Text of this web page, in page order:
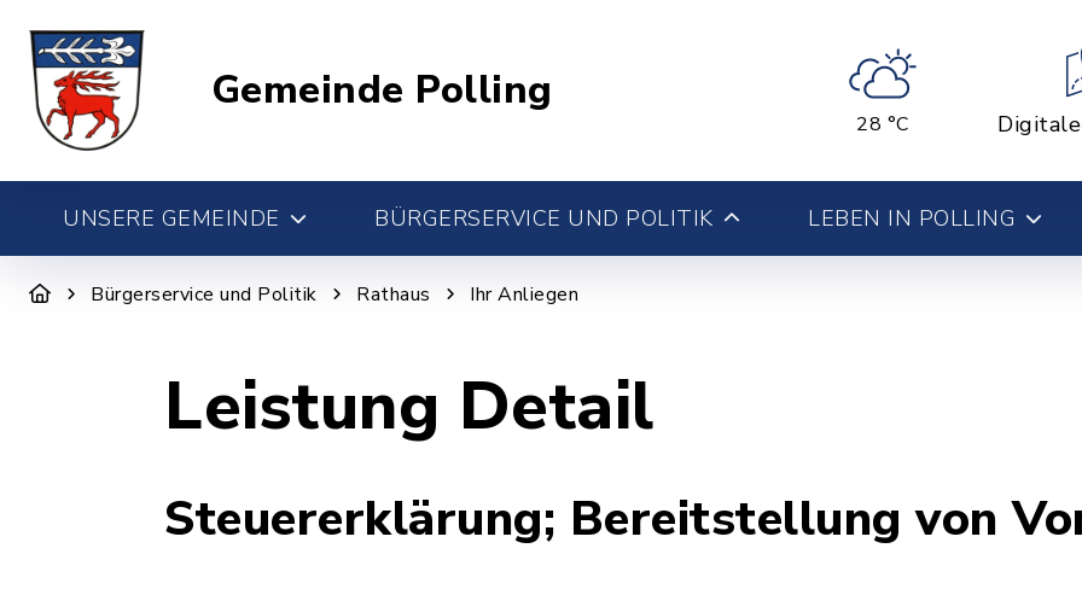
Gemeinde Polling
28 °C
UNSERE GEMEINDE BÜRGERSERVICE UND POLITIK LEBEN IN POLLING
Bürgerservice und Politik Rathaus Ihr Anliegen
Leistung Detail
Steuererklärung; Bereitstellung von